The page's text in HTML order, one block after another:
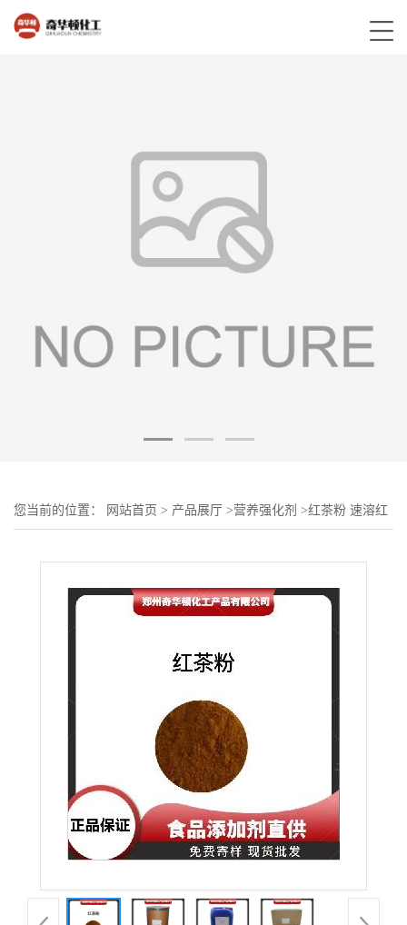
您当前的位置： 网站首页 > 产品展厅 >营养强化剂 >红茶粉 速溶红